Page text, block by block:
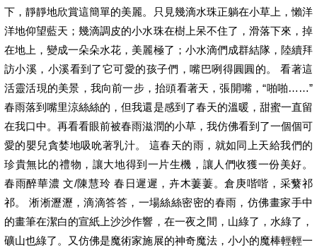
下，靜靜地欣賞這簡單的美麗。只見幾滴水珠正躺在小草上，懶洋
洋地仰望藍天；幾滴調皮的小水珠在樹上呆不住了，滑落下來，掉
在地上，變成一朵朵水花，美麗極了；小水滴們成群結隊，陸續拜
訪小溪，小溪看到了它可愛的孩子們，嘴巴咧得圓圓的。 看著這
活靈活現的美景，我向前一步，抬頭看著天，張開嘴，“啪啪……”
春雨落到嘴里涼絲絲的，但我還是感到了春天的溫暖，甜蜜一直留
在我口中。再看看眼前被春雨滋潤的小草，我仿佛看到了一個個可
愛的嬰兒貪婪地吸吮著乳汁。 這春天的雨，就如同上天給我們的
珍貴無比的禮物，讓大地得到一片生機，讓人們收獲一份美好。
春雨醉華濃 文/陳慧玲 春日遲遲，卉木萋萋。倉庚喈喈，采蘩祁
祁。 淅淅瀝瀝，滴滴答答，一場絲絲密密的春雨，仿佛畫家手中
的畫筆在潔白的宣紙上沙沙作響，在一夜之間，山綠了，水綠了，
礦山也綠了。又仿佛是魔術家施展的神奇魔法，小小的魔棒輕輕一